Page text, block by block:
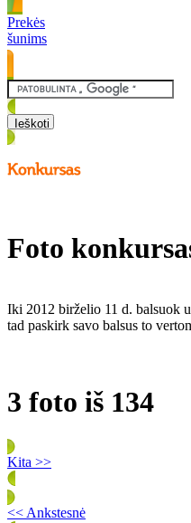
Prekės
šunims
Foto
Iki 2012 birželio 11 d. balsuok
tad paskirk savo balsus to
3 foto iš 134
Kita >>
<< Ankstesnė